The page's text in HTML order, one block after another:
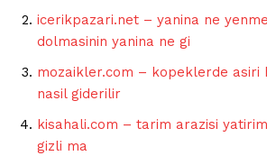
icerikpazari.net – yanina ne
dolmasinin yanina ne gi
mozaikler.com – kopeklerde asiri
nasil giderilir
kisahali.com – tarim arazisi
gizli ma